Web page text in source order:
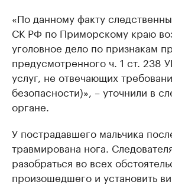
«По данному факту
СК РФ по Приморскому краю
уголовное дело по признакам
предусмотренного ч. 1 ст. 238
услуг, не отвечающих
безопасности)», – уточнили в
органе.
У пострадавшего мальчика
травмирована нога.
разобраться во всех
произошедшего и установить